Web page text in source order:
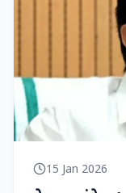
15 Jan 2026